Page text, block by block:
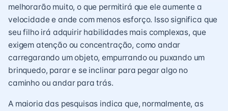
melhorarão muito, o que permitirá que ele aumente a
velocidade e ande com menos esforço. Isso significa que
seu filho irá adquirir habilidades mais complexas, que
exigem atenção ou concentração, como andar
carregarando um objeto, empurrando ou puxando um
brinquedo, parar e se inclinar para pegar algo no
caminho ou andar para trás.
A maioria das pesquisas indica que, normalmente, as